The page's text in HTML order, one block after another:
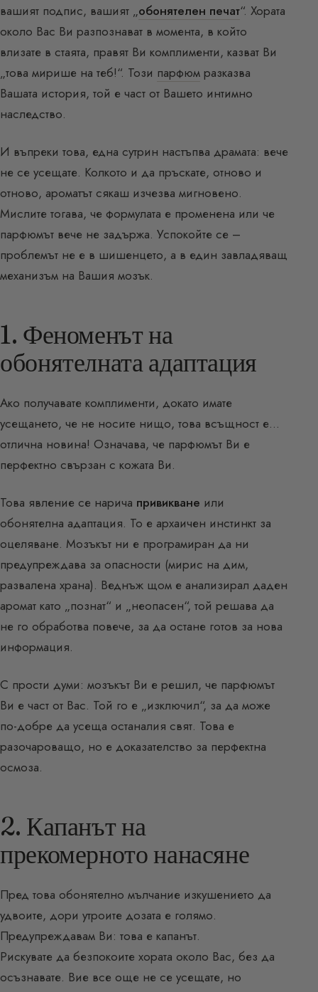
вашият подпис, вашият „обонятелен печат“. Хората
около Вас Ви разпознават в момента, в който
влизате в стаята, правят Ви комплименти, казват Ви
„това мирише на теб!“. Този парфюм разказва
Вашата история, той е част от Вашето интимно
наследство.
И въпреки това, една сутрин настъпва драмата: вече
не се усещате. Колкото и да пръскате, отново и
отново, ароматът сякаш изчезва мигновено.
Мислите тогава, че формулата е променена или че
парфюмът вече не задържа. Успокойте се –
проблемът не е в шишенцето, а в един завладяващ
механизъм на Вашия мозък.
1. Феноменът на
обонятелната адаптация
Ако получавате комплименти, докато имате
усещането, че не носите нищо, това всъщност е…
отлична новина! Означава, че парфюмът Ви е
перфектно свързан с кожата Ви.
Това явление се нарича привикване или
обонятелна адаптация. То е архаичен инстинкт за
оцеляване. Мозъкът ни е програмиран да ни
предупреждава за опасности (мирис на дим,
развалена храна). Веднъж щом е анализирал даден
аромат като „познат“ и „неопасен“, той решава да
не го обработва повече, за да остане готов за нова
информация.
С прости думи: мозъкът Ви е решил, че парфюмът
Ви е част от Вас. Той го е „изключил“, за да може
по-добре да усеща останалия свят. Това е
разочароващо, но е доказателство за перфектна
осмоза.
2. Капанът на
прекомерното нанасяне
Пред това обонятелно мълчание изкушението да
удвоите, дори утроите дозата е голямо.
Предупреждавам Ви: това е капанът.
Рискувате да безпокоите хората около Вас, без да
осъзнавате. Вие все още не се усещате, но